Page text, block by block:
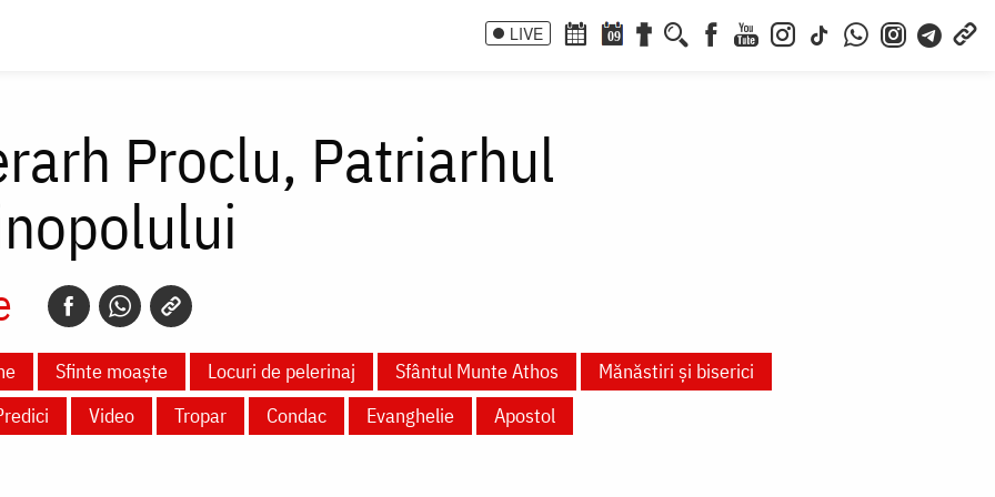
LIVE 09
Proclu, Patriarhul
Sfinte moaște Locuri de pelerinaj Sfântul Munte Athos
Mănăstiri și biserici
Video Tropar Condac Evanghelie Apostol